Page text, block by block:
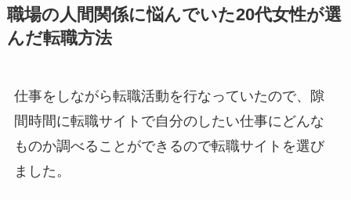
職場の人間関係に悩んでいた20代女性が選
んだ転職方法
仕事をしながら転職活動を行なっていたので、隙
間時間に転職サイトで自分のしたい仕事にどんな
ものか調べることができるので転職サイトを選び
ました。